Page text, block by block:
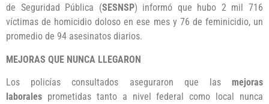
de Seguridad Pública (SESNSP) informó que hubo 2 mil 716
víctimas de homicidio doloso en ese mes y 76 de feminicidio, un
promedio de 94 asesinatos diarios.
MEJORAS QUE NUNCA LLEGARON
Los policías consultados aseguraron que las mejoras
laborales prometidas tanto a nivel federal como local nunca